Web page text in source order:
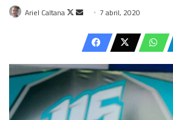
Ariel Caltana
Follow
Send
email
7 abril, 2020